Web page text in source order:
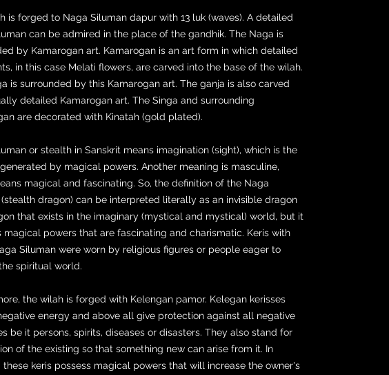
is forged to Naga Siluman dapur with 13 luk (waves). A detailed
can be admired in the place of the gandhik. The Naga is
by Kamarogan art. Kamarogan is an art form in which detailed
in this case Melati flowers, are carved into the base of the wilah.
is surrounded by this Kamarogan art. The ganja is also carved
detailed Kamarogan art. The Singa and surrounding
are decorated with Kinatah (gold plated).
or stealth in Sanskrit means imagination (sight), which is the
by magical powers. Another meaning is masculine,
magical and fascinating. So, the definition of the Naga
dragon) can be interpreted literally as an invisible dragon
that exists in the imaginary (mystical and mystical) world, but it
magical powers that are fascinating and charismatic. Keris with
Siluman were worn by religious figures or people eager to
spiritual world.
the wilah is forged with Kelengan pamor. Kelegan kerisses
energy and above all give protection against all negative
be it persons, spirits, diseases or disasters. They also stand for
of the existing so that something new can arise from it. In
these keris possess magical powers that will increase the owner's